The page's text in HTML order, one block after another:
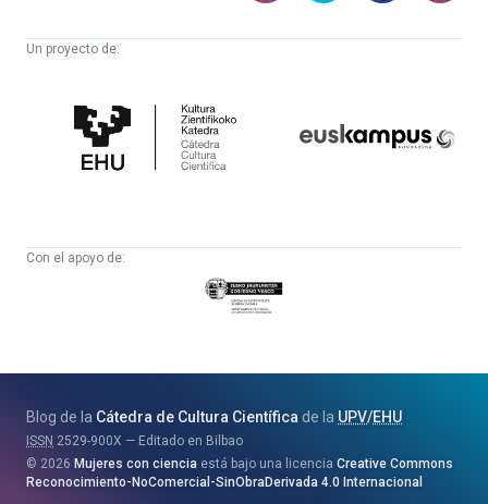
Un proyecto de:
Cultura
Científica
Con el apoyo de:
Eusko
Jaurlaritza
eta
Berrikuntza
Saila
Blog de la Cátedra de Cultura Científica de la UPV/EHU
ISSN 2529-900X
Editado en Bilbao
2026 Mujeres con ciencia está bajo una licencia Creative Commons
Reconocimiento-NoComercial-SinObraDerivada 4.0 Internacional